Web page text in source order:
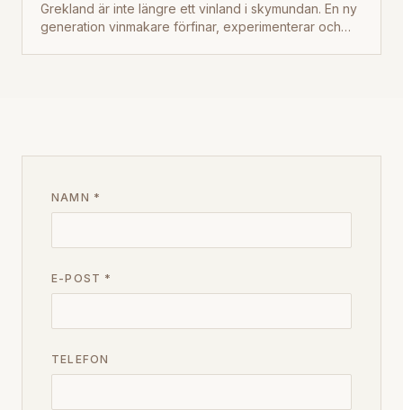
Grekland är inte längre ett vinland i skymundan. En ny
generation vinmakare förfinar, experimenterar och
NAMN *
E-POST *
TELEFON